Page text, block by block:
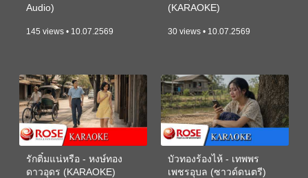
Audio)
145 views • 10.07.2569
(KARAOKE)
30 views • 10.07.2569
รักติ๋มแน่หรือ - หงษ์ทอง
ดาวอุดร (KARAOKE)
บัวทองร้องไห้ - เทพพร
เพชรอุบล (ซาวด์ดนตรี)